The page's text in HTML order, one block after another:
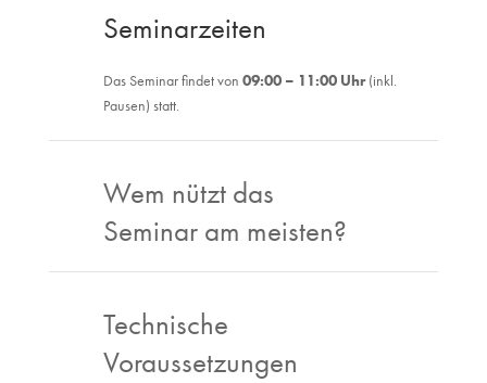
Seminarzeiten
Das Seminar findet von 09:00 – 11:00 Uhr(inkl.
Pausen) statt.
Wem nützt das
Seminar am meisten?
Technische
Voraussetzungen